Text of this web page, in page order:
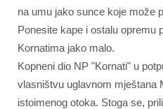
na umu jako sunce koje može
Ponesite kape i ostalu opremu
Kornatima jako malo.
Kopneni dio NP "Kornati" u
vlasništvu uglavnom mještana
istoimenog otoka. Stoga se,